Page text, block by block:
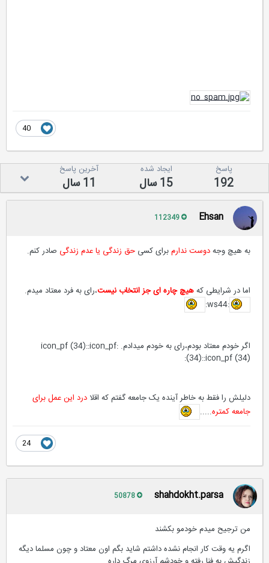
پاسخ
192
ایجاد شده
15 سال
آخرین پاسخ
11 سال
Ehsan
به هیچ وجهدوست ندارمبرای کسیحق زندگی یا عدم زندگیصادر کنم.
اما در شرایطی کههیچ چاره ای جز انتخاب نیست،رای به فرد معتاد میدم.
:ws44:
اگر خودم معتاد بودم،رای به خودم میدادم. :icon_pf (34)::icon_pf
(34)::icon_pf (34):
دلیلش را فقط به خاطر آینده یک جامعه گفتم که اقلادرد این عمل برای
جامعه کمتره.....
shahdokht.parsa
من ترجیح میدم خودمو بکشند
اگرم یه وقت کار انجام نشده داشتم شاید بگم اون معتاد و چون مسلما دیگه